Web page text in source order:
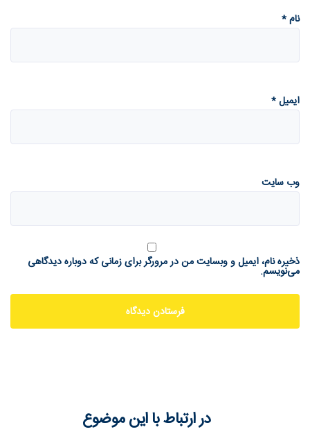
نام*
ایمیل*
وب‌ سایت
ذخیره نام، ایمیل و وبسایت من در مرورگر برای زمانی که دوباره دیدگاهی
می‌نویسم.
در ارتباط با این موضوع